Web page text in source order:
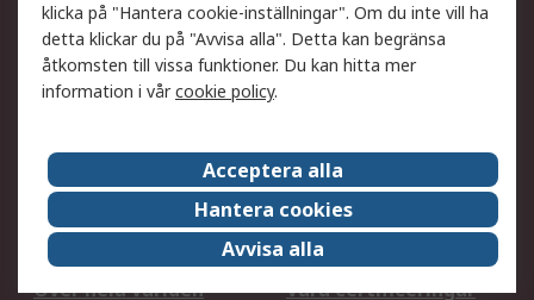
Leverans
Spåra din order
Begär en fakturakopi
Fördelar med RS-konto
Betalningsalternativ
Om RS
Försäljningsvillkor
Det juridiska
Press Centre
Jobba hos RS
ESG
Över hela världen
Våra certificeringar
klicka på "Hantera cookie-inställningar". Om du inte vill ha
detta klickar du på "Avvisa alla". Detta kan begränsa
åtkomsten till vissa funktioner. Du kan hitta mer
information i vårcookie policy.
Acceptera alla
Hantera cookies
Avvisa alla